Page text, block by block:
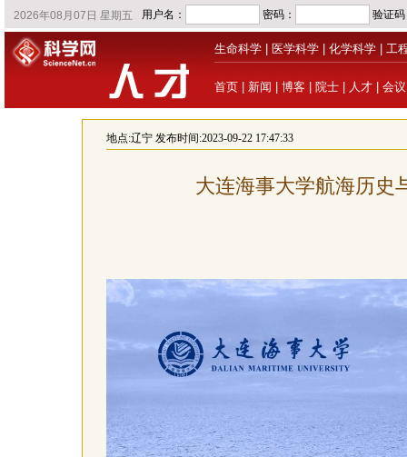
生命科学 医学科学 化学科学 工
首页 新闻 博客 院士 人才 会议
地点:辽宁发布时间:2023-09-22 17:47:33
大连海事大学航海历史